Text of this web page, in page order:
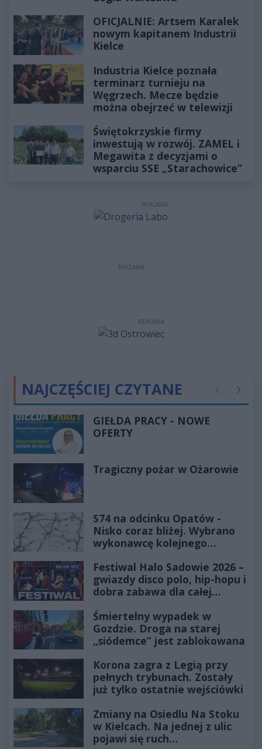
OFICJALNIE: Artsem Karalek
nowym kapitanem Industrii
Kielce
Industria Kielce poznała
terminarz turnieju na
Węgrzech. Mecze będzie
można obejrzeć w telewizji
Świętokrzyskie firmy
inwestują w rozwój. ZAMEL i
Megawita z decyzjami o
wsparciu SSE „Starachowice”
REKLAMA
REKLAMA
REKLAMA
NAJCZĘŚCIEJ CZYTANE Poprzednie
GIEŁDA PRACY - NOWE
OFERTY
Tragiczny pożar w Ożarowie
S74 na odcinku Opatów -
Nisko coraz bliżej. Wybrano
wykonawcę kolejnego
Festiwal Halo Sadowie 2026 –
gwiazdy disco polo, hip-hopu i
dobra zabawa dla całej
Śmiertelny wypadek w
Gozdzie. Droga na starej
„siódemce” jest zablokowana
Korona zagra z Legią przy
pełnych trybunach. Zostały
już tylko ostatnie wejściówki
Zmiany na Osiedlu Na Stoku
w Kielcach. Na jednej z ulic
pojawi się ruch